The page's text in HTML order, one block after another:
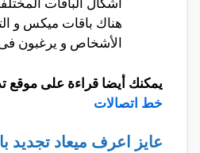
هناك باقات ميكس و
الأشخاص و يرغبون فى
يمكنك أيضا قراءة على موقع
خط اتصالات
عايز اعرف ميعاد تجديد